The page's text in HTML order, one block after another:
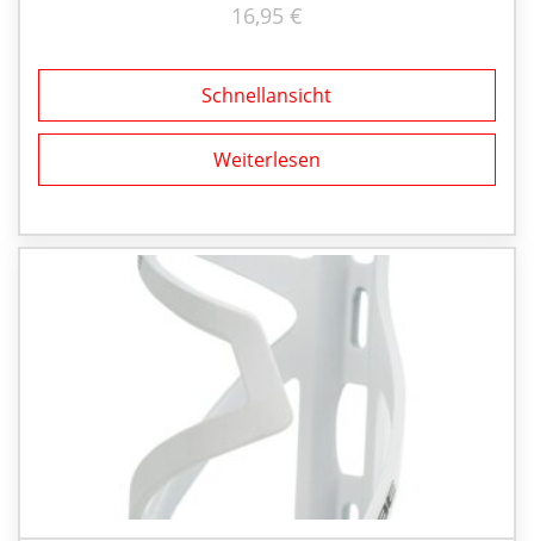
16,95 €
Schnellansicht
Weiterlesen